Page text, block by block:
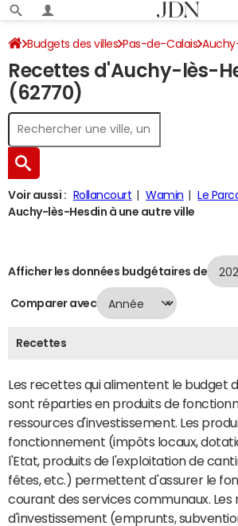
Budgets des villes Pas-de-Calais
Recettes 2024
Recettes d'Auchy-lès-
(62770)
Voir aussi : Rollancourt Wamin Le
Auchy-lès-Hesdin à une autre ville
Afficher les données budgétaires de
Comparer avec
Recettes
Les recettes qui alimentent le budget
sont réparties en produits de
ressources d'investissement. Les
fonctionnement (impôts locaux,
l'Etat, produits de l'exploitation de
fêtes, etc.) permettent d'assurer le
courant des services communaux. Les
d'investissement (emprunts,